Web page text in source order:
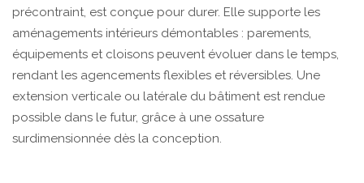
précontraint, est conçue pour durer. Elle supporte les
aménagements intérieurs démontables : parements,
équipements et cloisons peuvent évoluer dans le temps,
rendant les agencements flexibles et réversibles. Une
extension verticale ou latérale du bâtiment est rendue
possible dans le futur, grâce à une ossature
surdimensionnée dès la conception.